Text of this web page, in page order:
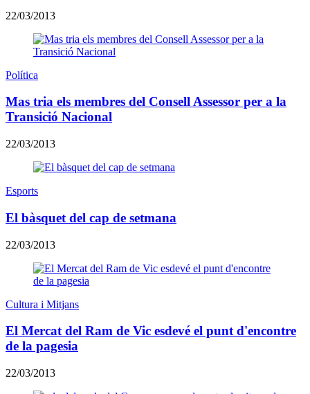
22/03/2013
Política
Mas tria els membres del Consell Assessor per a la
Transició Nacional
22/03/2013
Esports
El bàsquet del cap de setmana
22/03/2013
Cultura i Mitjans
El Mercat del Ram de Vic esdevé el punt d'encontre
de la pagesia
22/03/2013